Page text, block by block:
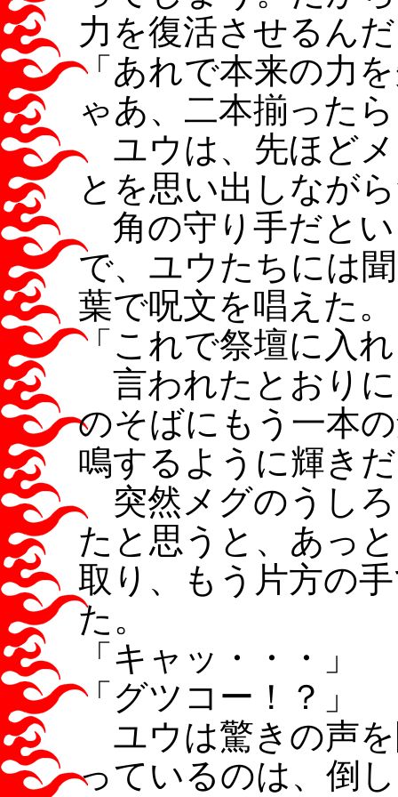
力を復活させるん
「あれで本来の力
ゃあ、二本揃った
ユウは、先ほどメ
とを思い出しなが
角の守り手だと
で、ユウたちには
葉で呪文を唱えた。
「これで祭壇に入
言われたとおり
のそばにもう一本
鳴するように輝き
突然メグのうしろ
たと思うと、あっ
取り、もう片方の
た。
「キャッ・・・」
「グツコー！？」
ユウは驚きの声
っているのは、倒